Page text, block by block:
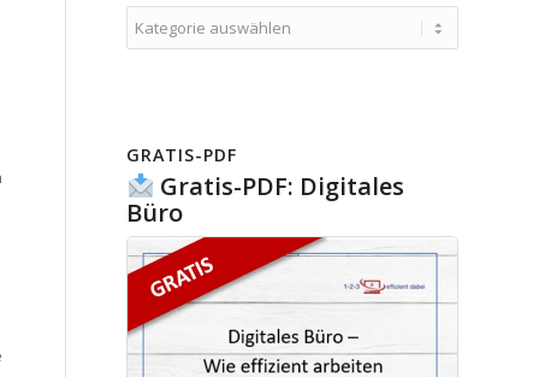
auswählen
GRATIS-PDF
Gratis-PDF: Digitales
Büro